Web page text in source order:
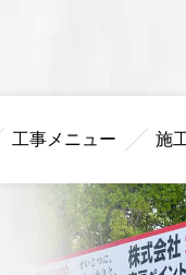
工事メニュー 施